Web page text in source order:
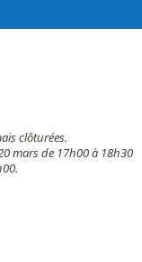
clôturées.
mars de 17h00 à 18h30